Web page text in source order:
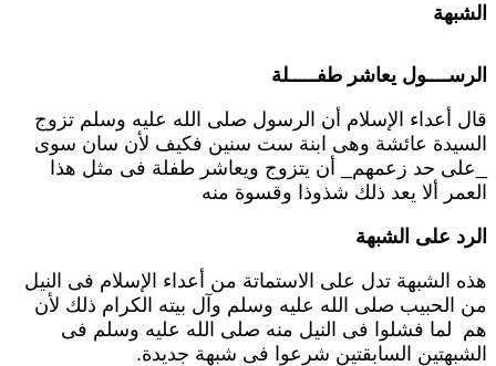
يعاشر طفـــــلة
أعداء الإسلام أن الرسول صلى الله عليه وسلم تزوج
عائشة وهى ابنة ست سنين فكيف لأن سان سوى
حد زعمهم_ أن يتزوج ويعاشر طفلة فى مثل هذا
ألا يعد ذلك شذوذا وقسوة منه
على الشبهة
الشبهة تدل على الاستماتة من أعداء الإسلام فى النيل
الحبيب صلى الله عليه وسلم وآل بيته الكرام ذلك لأن
لما فشلوا فى النيل منه صلى الله عليه وسلم فى
السابقتين شرعوا فى شبهة جديدة.